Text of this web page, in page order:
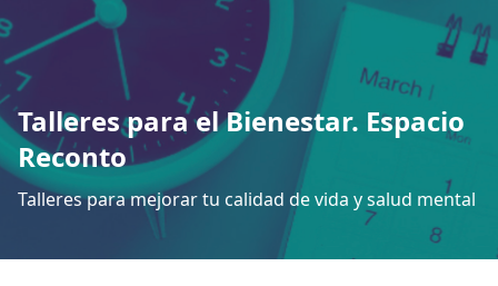
Talleres para el Bienestar. Espacio
Reconto
Talleres para mejorar tu calidad de vida y salud mental